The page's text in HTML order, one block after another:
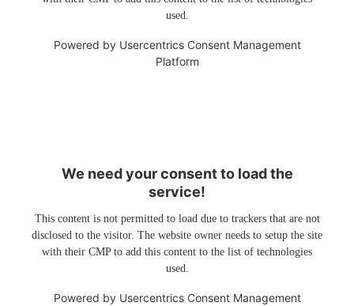
used.
Powered by Usercentrics Consent Management
Platform
We need your consent to load the
service!
This content is not permitted to load due to trackers that are not
disclosed to the visitor. The website owner needs to setup the site
with their CMP to add this content to the list of technologies
used.
Powered by Usercentrics Consent Management